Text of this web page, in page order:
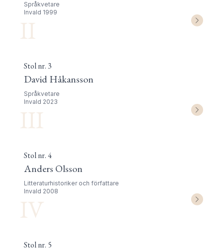
Språkvetare
Invald 1999
II
Stol nr. 3
David Håkansson
Språkvetare
Invald 2023
III
Stol nr.4
Anders Olsson
Litteraturhistoriker och författare
Invald 2008
IV
Stol nr. 5